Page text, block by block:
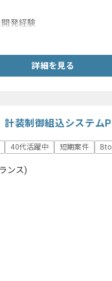
発経験
詳細を見る
計装制御組込システム
40代活躍中 短期案件
ンス)